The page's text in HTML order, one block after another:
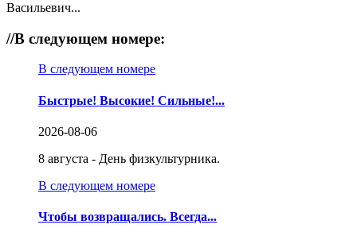
Васильевич...
//В следующем номере:
В следующем номере
Быстрые! Высокие! Сильные!...
2026-08-06
8 августа - День физкультурника.
В следующем номере
Чтобы возвращались. Всегда...